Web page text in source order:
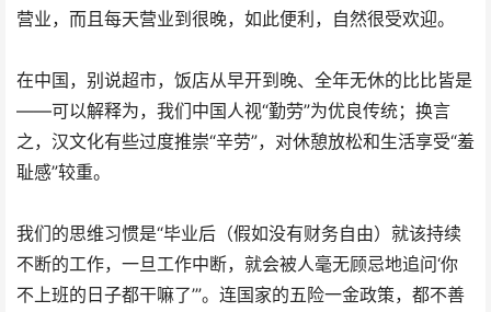
营业，而且每天营业到很晚，如此便利，自然很受欢迎。
在中国，别说超市，饭店从早开到晚、全年无休的比比皆是
——可以解释为，我们中国人视“勤劳”为优良传统；换言
之，汉文化有些过度推崇“辛劳”，对休憩放松和生活享受“羞
耻感”较重。
我们的思维习惯是“毕业后（假如没有财务自由）就该持续
不断的工作，一旦工作中断，就会被人毫无顾忌地追问‘你
不上班的日子都干嘛了’”。连国家的五险一金政策，都不善